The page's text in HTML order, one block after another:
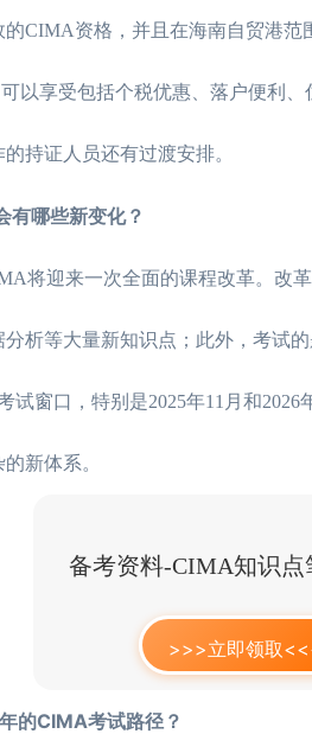
CIMA资格，并且在海南自贸港
以享受包括个税优惠、落户便利
持证人员还有过渡安排。
哪些新变化？
将迎来一次全面的课程改革。改
析等大量新知识点；此外，考试
试窗口，特别是2025年11月和
新体系。
备考资料-CIMA知识点
>>>立即领取
的CIMA考试路径？